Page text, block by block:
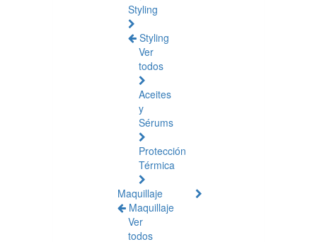
Styling
Styling
Ver
todos
Aceites
y
Sérums
Protección
Térmica
Maquillaje
Maquillaje
Ver
todos